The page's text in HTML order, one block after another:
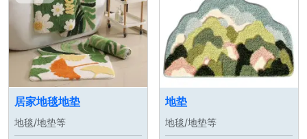
居家地毯地垫
地毯/地垫等
地垫
地毯/地垫等